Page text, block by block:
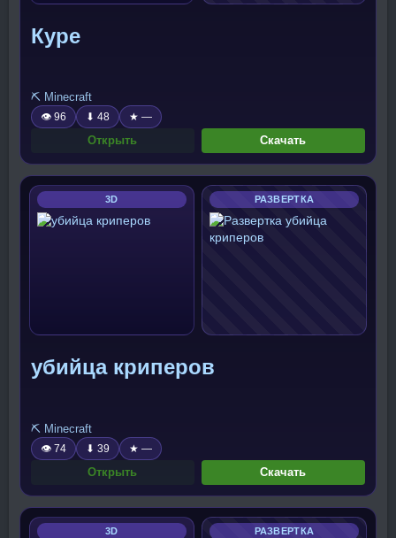
Куре
⛏️ Minecraft
👁 96 ⬇ 48 ★ —
Открыть Скачать
3D РАЗВЕРТКА
убийца криперов
⛏️ Minecraft
👁 74 ⬇ 39 ★ —
Открыть Скачать
3D РАЗВЕРТКА